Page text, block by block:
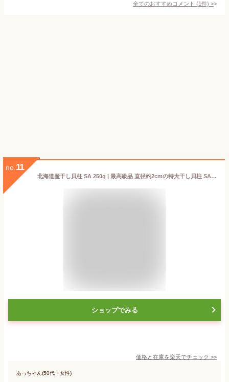
全てのおすすめコメント (1件) >
no. 11
北海道産干し貝柱 SA 250g | 最高級品 直径約2cmの特大干し貝柱 SAサイズ お酒のあて おつまみに 北海道オホーツク海産 保存しやすいチャック袋 干し貝柱 貝柱 帆立 ホタテ ほたて 国産 ギフト【送料無料】【ネコポス便】
ショップでみる
価格と在庫を楽天でチェック >>
あっちゃん(50代・女性)